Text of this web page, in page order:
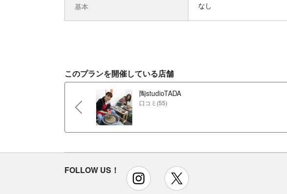
基本 なし
このプランを開催している店舗
陶studioTADA
口コミ(55)
FOLLOW US！ instagram